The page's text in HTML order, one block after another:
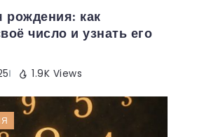
рождения: как
число и узнать его
1.9K Views